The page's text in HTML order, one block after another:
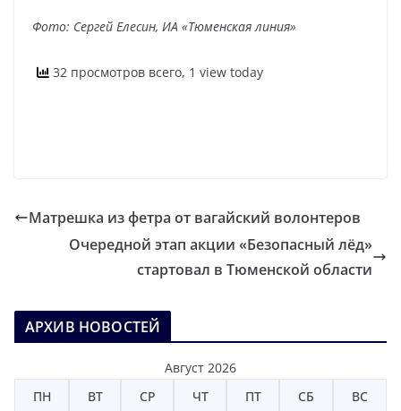
Фото: Сергей Елесин, ИА «Тюменская линия»
32 просмотров всего, 1 view today
Матрешка из фетра от вагайский волонтеров
Очередной этап акции «Безопасный лёд»
стартовал в Тюменской области
АРХИВ НОВОСТЕЙ
Август 2026
ПН
ВТ СР ЧТ ПТ СБ ВС